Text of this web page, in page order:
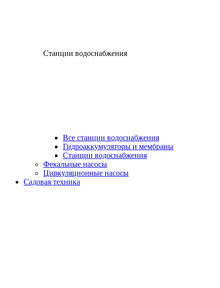
Станции водоснабжения
Все станции водоснабжения
Гидроаккумуляторы и мембраны
Станции водоснабжения
Фекальные насосы
Циркуляционные насосы
Садовая техника